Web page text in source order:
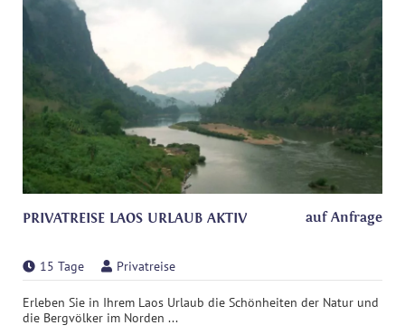
PRIVATREISE LAOS URLAUB AKTIV auf Anfrage
15 Tage Privatreise
Erleben Sie in Ihrem Laos Urlaub die Schönheiten der Natur und
die Bergvölker im Norden ...